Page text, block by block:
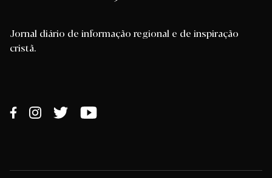
Jornal diário de informação regional e de inspiração
cristã.